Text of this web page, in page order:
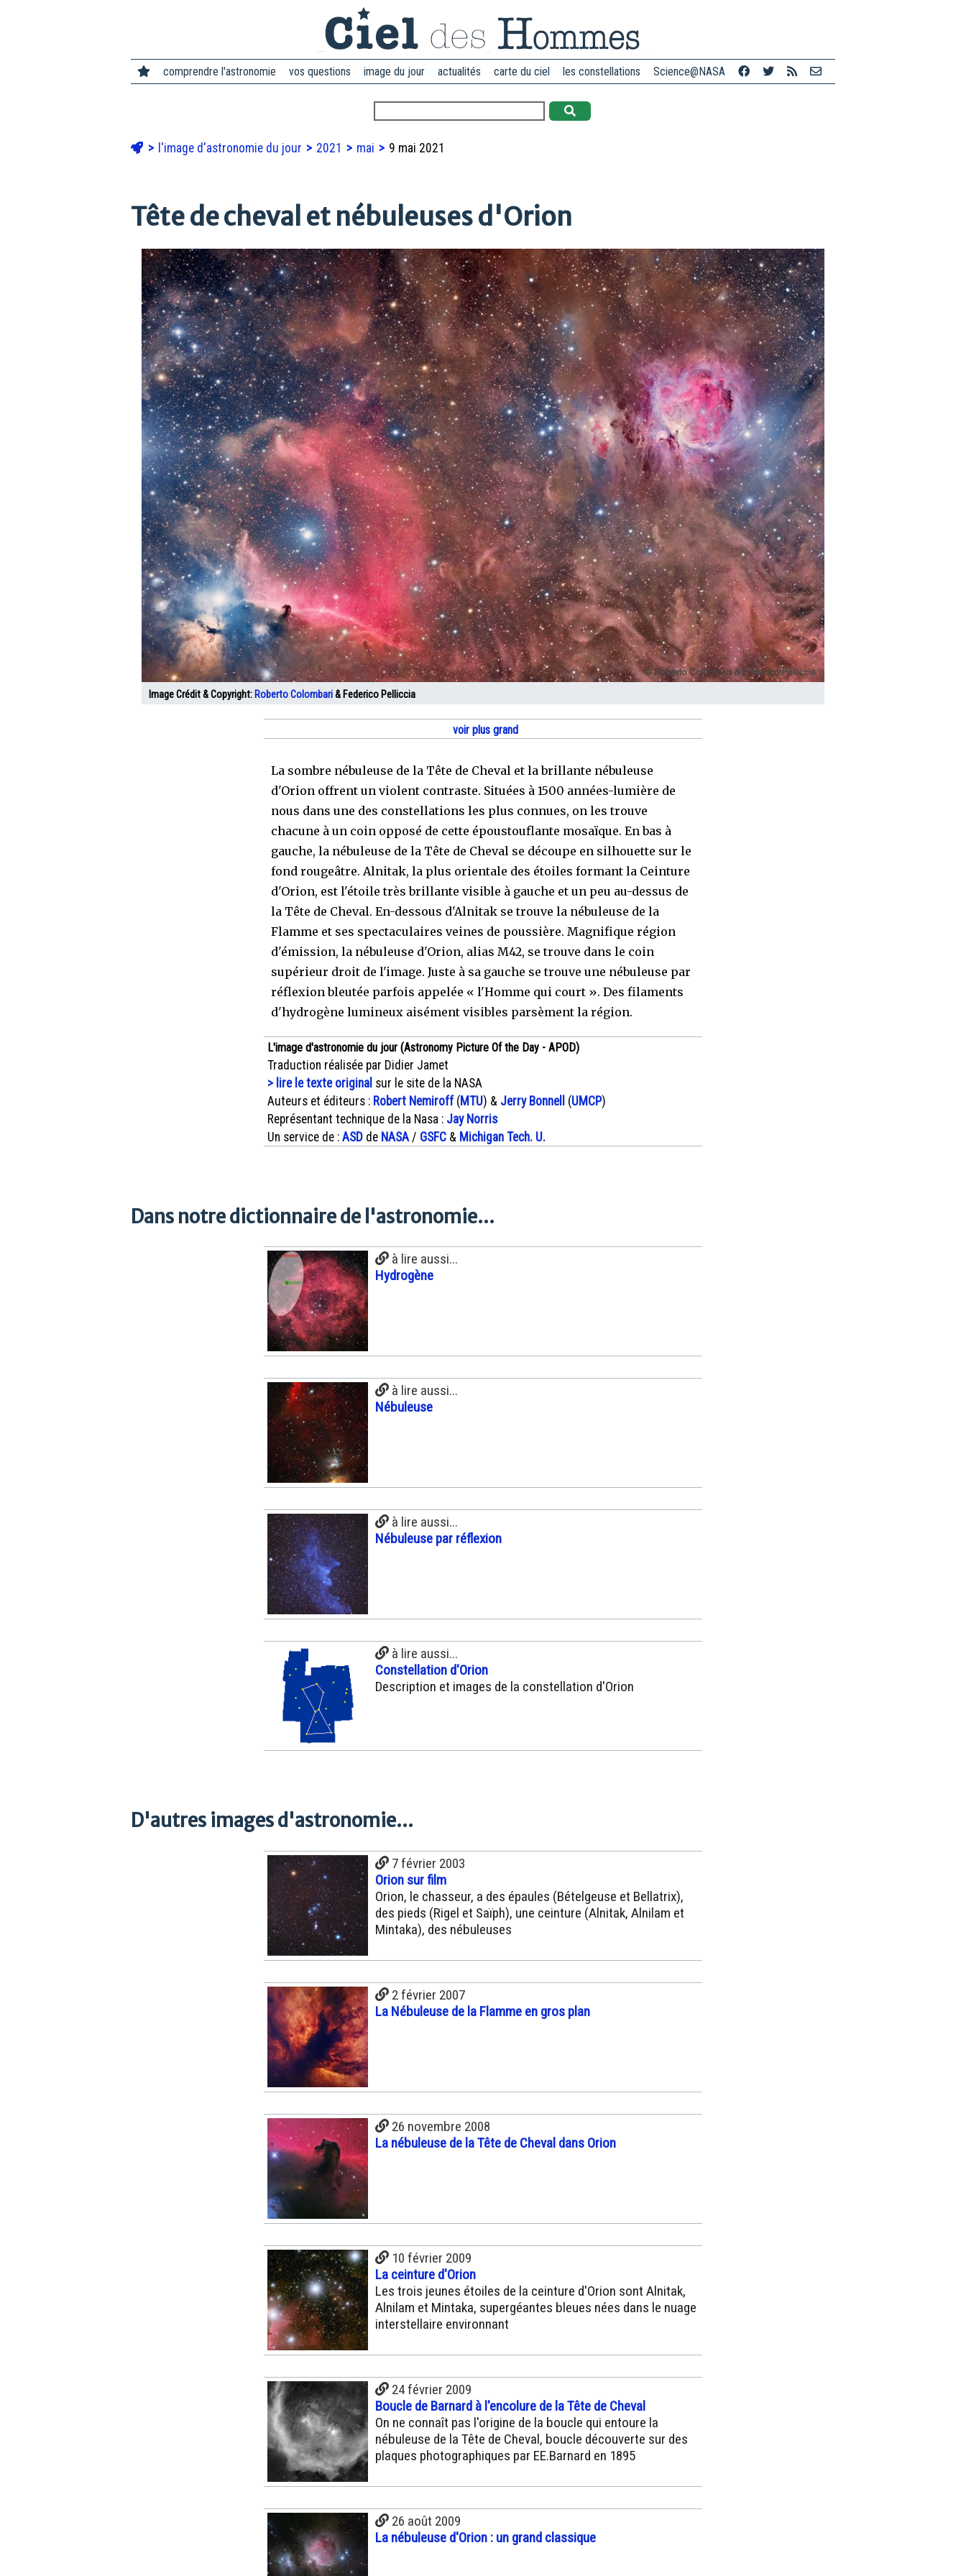
comprendre l'astronomie vos questions image du jour actualités carte du ciel les constellations Science@NASA
l'image d'astronomie du jour 2021 mai 9 mai 2021
Tête de cheval et nébuleuses d'Orion
Image Crédit & Copyright: Roberto Colombari& Federico Pelliccia
voir plus grand
La sombre nébuleuse de la Tête de Cheval et la brillante nébuleuse
d'Orion offrent un violent contraste. Situées à 1500 années-lumière de
nous dans une des constellations les plus connues, on les trouve
chacune à un coin opposé de cette époustouflante mosaïque. En bas à
gauche, la nébuleuse de la Tête de Cheval se découpe en silhouette sur le
fond rougeâtre. Alnitak, la plus orientale des étoiles formant la Ceinture
d'Orion, est l'étoile très brillante visible à gauche et un peu au-dessus de
la Tête de Cheval. En-dessous d'Alnitak se trouve la nébuleuse de la
Flamme et ses spectaculaires veines de poussière. Magnifique région
d'émission, la nébuleuse d'Orion, alias M42, se trouve dans le coin
supérieur droit de l'image. Juste à sa gauche se trouve une nébuleuse par
réflexion bleutée parfois appelée « l'Homme qui court ». Des filaments
d'hydrogène lumineux aisément visibles parsèment la région.
L'image d'astronomie du jour (Astronomy Picture Of the Day - APOD)
Traduction réalisée par Didier Jamet
> lire le texte original sur le site de la NASA
Auteurs et éditeurs : Robert Nemiroff( MTU) & Jerry Bonnell (UMCP)
Représentant technique de la Nasa : Jay Norris
Un service de : ASD de NASA/ GSFC & Michigan Tech. U.
Dans notre dictionnaire de l'astronomie...
à lire aussi...
Hydrogène
à lire aussi...
Nébuleuse
à lire aussi...
Nébuleuse par réflexion
à lire aussi...
Constellation d'Orion
Description et images de la constellation d'Orion
D'autres images d'astronomie...
7 février 2003
Orion sur film
Orion, le chasseur, a des épaules (Bételgeuse et Bellatrix),
des pieds (Rigel et Saïph), une ceinture (Alnitak, Alnilam et
Mintaka), des nébuleuses
2 février 2007
La Nébuleuse de la Flamme en gros plan
26 novembre 2008
La nébuleuse de la Tête de Cheval dans Orion
10 février 2009
La ceinture d'Orion
Les trois jeunes étoiles de la ceinture d'Orion sont Alnitak,
Alnilam et Mintaka, supergéantes bleues nées dans le nuage
interstellaire environnant
24 février 2009
Boucle de Barnard à l'encolure de la Tête de Cheval
On ne connaît pas l'origine de la boucle qui entoure la
nébuleuse de la Tête de Cheval, boucle découverte sur des
plaques photographiques par EE.Barnard en 1895
26 août 2009
La nébuleuse d'Orion : un grand classique